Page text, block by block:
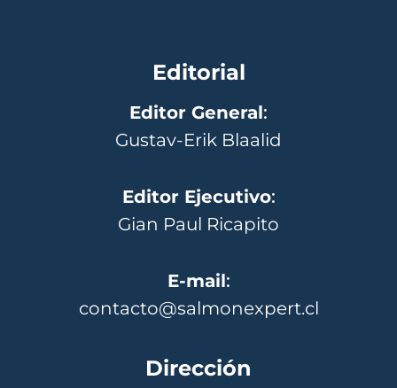
Editorial
Editor General:
Gustav-Erik Blaalid
Editor Ejecutivo:
Gian Paul Ricapito
E-mail:
contacto@salmonexpert.cl
Dirección